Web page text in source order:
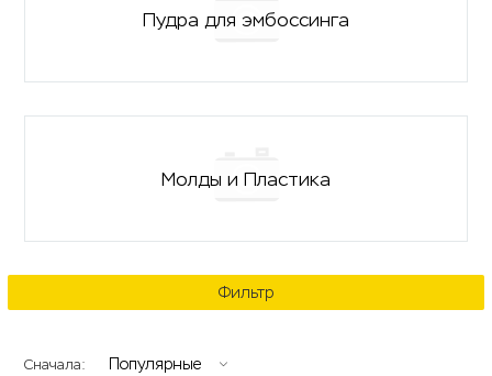
Пудра для эмбоссинга
Молды и Пластика
Фильтр
Сначала: Популярные